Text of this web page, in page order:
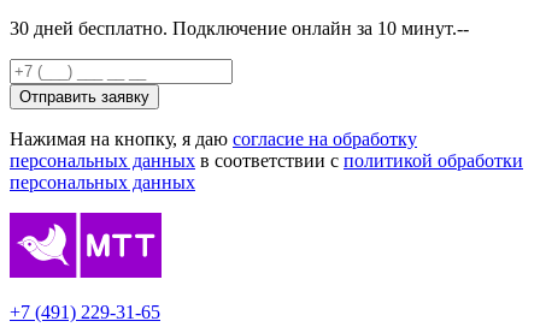
30 дней бесплатно. Подключение онлайн за 10 минут.--
Отправить заявку
Нажимая на кнопку, я даю согласие на обработку
персональных данных в соответствии с политикой обработки
персональных данных
+7 (491) 229-31-65